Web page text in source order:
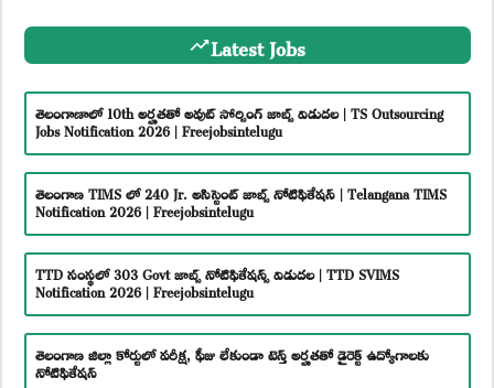
Latest Jobs
తెలంగాణాలో 10th అర్హతతో అవుట్ సోర్సింగ్ జాబ్స్ విడుదల | TS Outsourcing
Jobs Notification 2026 | Freejobsintelugu
తెలంగాణ TIMS లో 240 Jr. అసిస్టెంట్ జాబ్స్ నోటిఫికేషన్ | Telangana TIMS
Notification 2026 | Freejobsintelugu
TTD సంస్థలో 303 Govt జాబ్స్ నోటిఫికేషన్స్ విడుదల | TTD SVIMS
Notification 2026 | Freejobsintelugu
తెలంగాణ జిల్లా కోర్టులో పరీక్ష, ఫీజు లేకుండా టెన్త్ అర్హతతో డైరెక్ట్ ఉద్యోగాలకు
నోటిఫికేషన్